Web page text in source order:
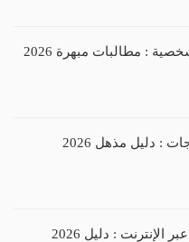
: مطالبات مبهرة 2026
: دليل مذهل 2026
: دليل 2026